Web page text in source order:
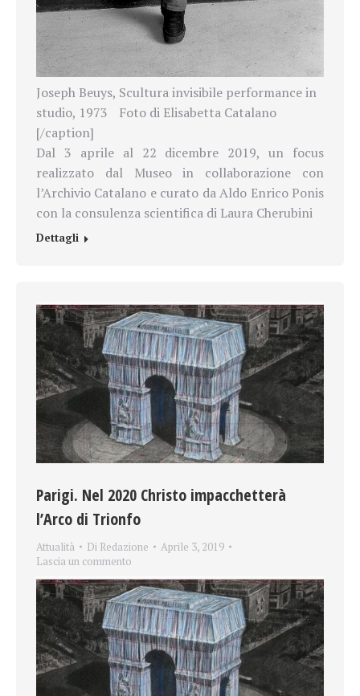
Joseph Beuys, Scultura invisibile performance in
studio, 1973 Foto di Elisabetta Catalano
[/caption]
Dal 3 aprile al 22 dicembre 2019, un focus
realizzato dal Museo in collaborazione con
l’Archivio Catalano e curato da Aldo Enrico Ponis
con la consulenza scientifica di Laura Cherubini
Dettagli
Parigi. Nel 2020 Christo impacchetterà
l’Arco di Trionfo
Attualità Di Redazione
Aprile 3, 2019
Lascia un commento